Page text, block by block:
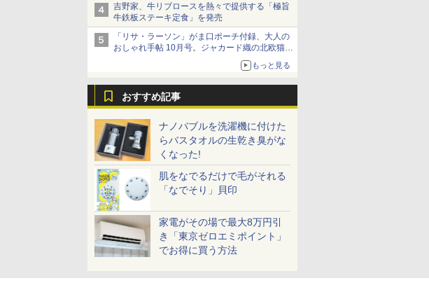
吉野家、牛リブロースを熱々で提供する「極旨
牛鉄板ステーキ定食」を発売
「リサ・ラーソン」がま口ポーチ付録、大人の
おしゃれ手帖 10月号。ジャカード織の北欧猫デ
もっと見る
おすすめ記事
ナノバブルを洗濯機に付けた
らバスタオルの生乾き臭がな
くなった!
肌をなでるだけで毛がそれる
「なでそり」貝印
家電がその場で最大8万円引
き「東京ゼロエミポイント」
でお得に買う方法